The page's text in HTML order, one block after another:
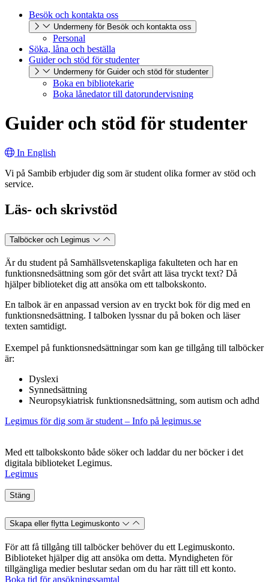
Besök och kontakta oss
Undermeny för Besök och kontakta oss
Personal
Söka, låna och beställa
Guider och stöd för studenter
Undermeny för Guider och stöd för studenter
Boka en bibliotekarie
Boka lånedator till datorundervisning
Guider och stöd för studenter
In English
Vi på Sambib erbjuder dig som är student olika former av stöd och
service.
Läs- och skrivstöd
Talböcker och Legimus
Är du student på Samhällsvetenskapliga fakulteten och har en
funktionsnedsättning som gör det svårt att läsa tryckt text? Då
hjälper biblioteket dig att ansöka om ett talbokskonto.
En talbok är en anpassad version av en tryckt bok för dig med en
funktionsnedsättning. I talboken lyssnar du på boken och läser
texten samtidigt.
Exempel på funktionsnedsättningar som kan ge tillgång till talböcker
är:
Dyslexi
Synnedsättning
Neuropsykiatrisk funktionsnedsättning, som autism och adhd
Legimus för dig som är student – Info på legimus.se
Med ett talbokskonto både söker och laddar du ner böcker i det
digitala biblioteket Legimus.
Legimus
Stäng
Skapa eller flytta Legimuskonto
För att få tillgång till talböcker behöver du ett Legimuskonto.
Biblioteket hjälper dig att ansöka om detta. Myndigheten för
tillgängliga medier beslutar sedan om du har rätt till ett konto.
Boka tid för ansökningssamtal